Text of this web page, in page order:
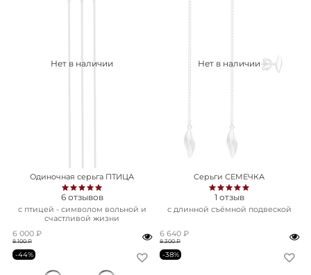
Нет в наличии
Одиночная серьга ПТИЦА
6 отзывов
с птицей - символом вольной и
счастливой жизни
6 000 ₽
8 100 ₽
Нет в наличии
Серьги СЕМЕЧКА
1 отзыв
с длинной съёмной подвеской
6 640 ₽
8 300 ₽
-44% -38%